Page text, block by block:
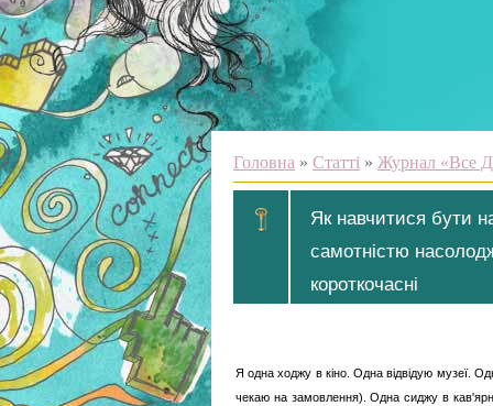
Головна » Статті » Журнал «Все
Як навчитися бути
самотністю
короткочасні
Я одна ходжу в кіно. Одна відвідую музеї.
чекаю на замовлення). Одна сиджу в